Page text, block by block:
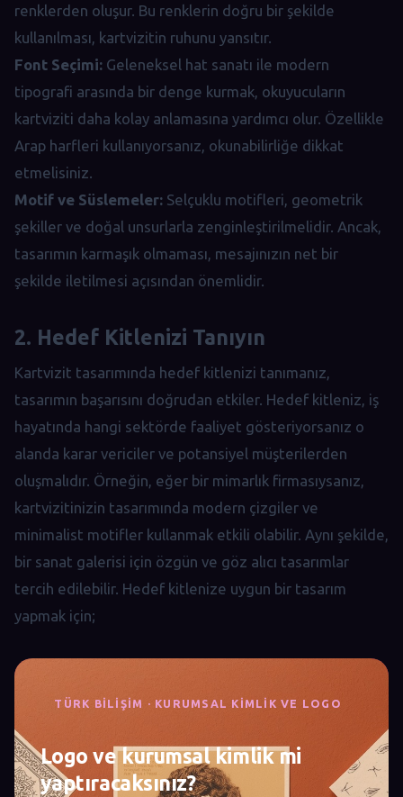
renklerden oluşur. Bu renklerin doğru bir şekilde
kullanılması, kartvizitin ruhunu yansıtır.
Font Seçimi: Geleneksel hat sanatı ile modern
tipografi arasında bir denge kurmak, okuyucuların
kartviziti daha kolay anlamasına yardımcı olur. Özellikle
Arap harfleri kullanıyorsanız, okunabilirliğe dikkat
etmelisiniz.
Motif ve Süslemeler: Selçuklu motifleri, geometrik
şekiller ve doğal unsurlarla zenginleştirilmelidir. Ancak,
tasarımın karmaşık olmaması, mesajınızın net bir
şekilde iletilmesi açısından önemlidir.
2. Hedef Kitlenizi Tanıyın
Kartvizit tasarımında hedef kitlenizi tanımanız,
tasarımın başarısını doğrudan etkiler. Hedef kitleniz, iş
hayatında hangi sektörde faaliyet gösteriyorsanız o
alanda karar vericiler ve potansiyel müşterilerden
oluşmalıdır. Örneğin, eğer bir mimarlık firmasıysanız,
kartvizitinizin tasarımında modern çizgiler ve
minimalist motifler kullanmak etkili olabilir. Aynı şekilde,
bir sanat galerisi için özgün ve göz alıcı tasarımlar
tercih edilebilir. Hedef kitlenize uygun bir tasarım
yapmak için;
TÜRK BILIŞIM · KURUMSAL KIMLIK VE LOGO
Logo ve kurumsal kimlik mi
yaptıracaksınız?